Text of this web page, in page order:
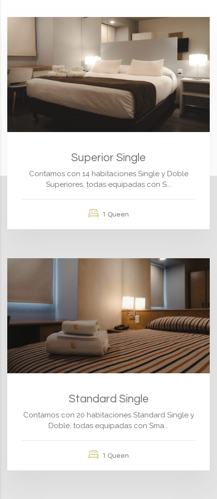
Superior Single
Contamos con 14 habitaciones Single y Doble
Superiores, todas equipadas con S...
1 Queen
Standard Single
Contamos con 20 habitaciones Standard Single y
Doble, todas equipadas con Sma...
1 Queen